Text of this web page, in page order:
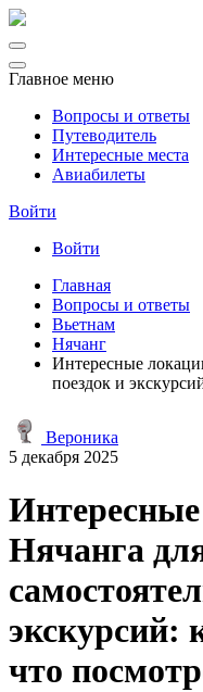
Главное меню
Вопросы и ответы
Путеводитель
Интересные места
Авиабилеты
Войти
Войти
Главная
Вопросы и ответы
Вьетнам
Нячанг
Интересные
поездок и
Вероника
5 декабря 2025
Нячанга
экскурсий:
что